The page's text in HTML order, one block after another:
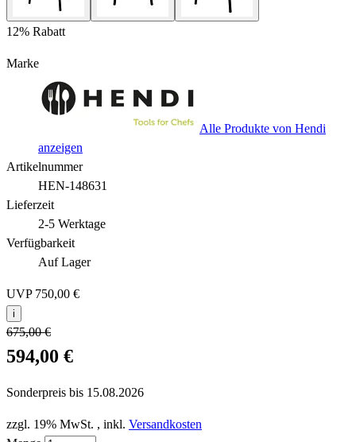
12% Rabatt
Marke
Alle Produkte von Hendi
anzeigen
Artikelnummer
HEN-148631
Lieferzeit
2-5 Werktage
Verfügbarkeit
Auf Lager
UVP 750,00 €
i
675,00 €
594,00 €
Sonderpreis bis 15.08.2026
zzgl. 19% MwSt. , inkl. Versandkosten